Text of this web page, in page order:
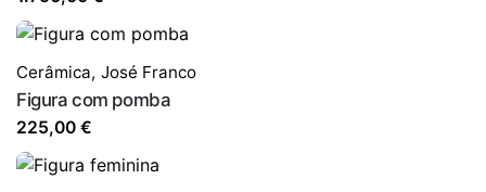
Cerâmica, José Franco
Figura com pomba
225,00 €